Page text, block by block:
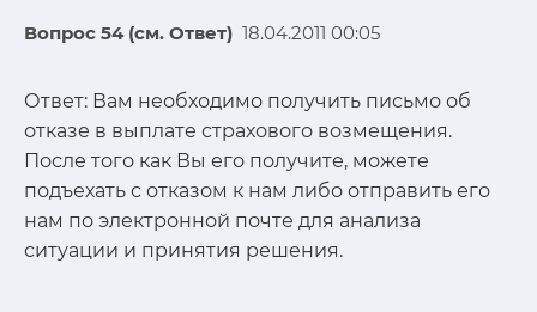
Вопрос 54 (см. Ответ) 18.04.2011 00:05
Ответ: Вам необходимо получить письмо об
отказе в выплате страхового возмещения.
После того как Вы его получите, можете
подъехать с отказом к нам либо отправить его
нам по электронной почте для анализа
ситуации и принятия решения.